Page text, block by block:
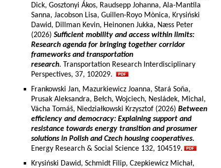
Dick, Gosztonyi Ákos, Raudsepp Johanna, Ala-Mantila
Sanna, Jacobson Lisa, Guillen-Royo Mònica, Krysiński
Dawid, Dillman Kevin, Heinonen Jukka, Næss Peter
(2026) Sufficient mobility and access within limits:
Research agenda for bringing together corridor
frameworks and transportation
research. Transportation Research Interdisciplinary
Perspectives, 37, 102029.
Frankowski Jan, Mazurkiewicz Joanna, Stará Soňa,
Prusak Aleksandra, Bełch, Wojciech, Nesládek, Michal,
Vácha Tomáš, Niedziałkowski Krzysztof (2026) Between
efficiency and democracy: Explaining support and
resistance towards energy transition and prosumer
solutions in Polish and Czech housing cooperatives.
Energy Research & Social Science 132, 104519.
Krysiński Dawid, Schmidt Filip, Czepkiewicz Michał,